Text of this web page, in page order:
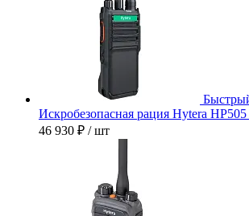
Искробезопасная рация Hytera
46 930 ₽ / шт